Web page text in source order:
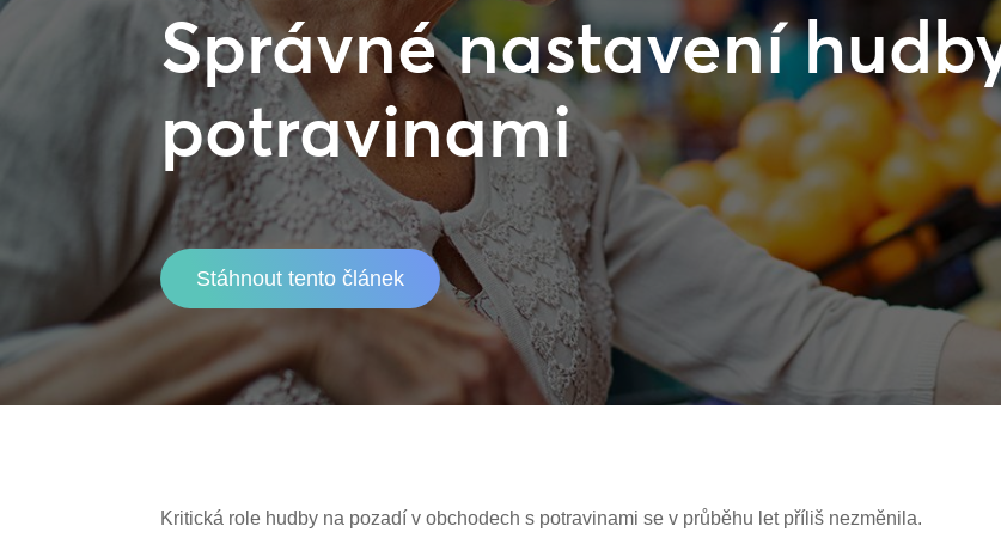
Správné nastavení
potravinami
Stáhnout tento článek
Kritická role hudby na pozadí v obchodech s potravinami se v průběhu let příliš nezměnila.